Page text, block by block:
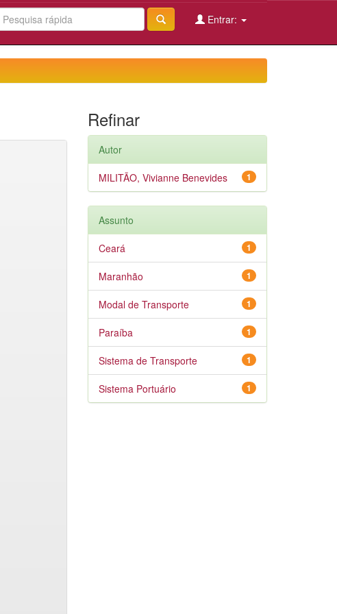
Entrar:
Refinar
Autor
1
MILITÃO, Vivianne Benevides
Assunto
1
Ceará
1
Maranhão
1
Modal de Transporte
1
Paraíba
1
Sistema de Transporte
1
Sistema Portuário